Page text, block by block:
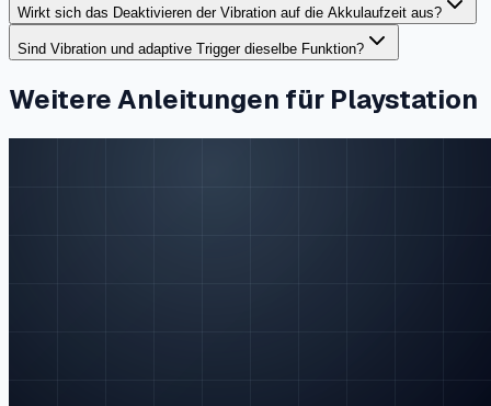
Wirkt sich das Deaktivieren der Vibration auf die Akkulaufzeit aus?
Sind Vibration und adaptive Trigger dieselbe Funktion?
Weitere Anleitungen für Playstation